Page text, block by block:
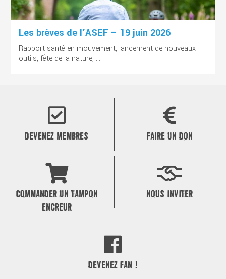
Les brèves de l’ASEF – 19 juin 2026
Rapport santé en mouvement, lancement de nouveaux
outils, fête de la nature, ...
DEVENEZ MEMBRES FAIRE UN DON
COMMANDER UN TAMPON
ENCREUR
NOUS INVITER
DEVENEZ FAN !